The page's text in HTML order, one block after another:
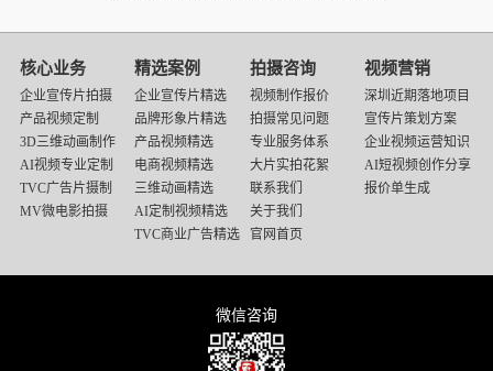
核心业务
企业宣传片拍摄
产品视频定制
3D三维动画制作
AI视频专业定制
TVC广告片摄制
MV微电影拍摄
精选案例
企业宣传片精选
品牌形象片精选
产品视频精选
电商视频精选
三维动画精选
AI定制视频精选
TVC商业广告精选
拍摄咨询
视频制作报价
拍摄常见问题
专业服务体系
大片实拍花絮
联系我们
关于我们
官网首页
视频营销
深圳近期落地项目
宣传片策划方案
企业视频运营知识
AI短视频创作分享
报价单生成
微信咨询